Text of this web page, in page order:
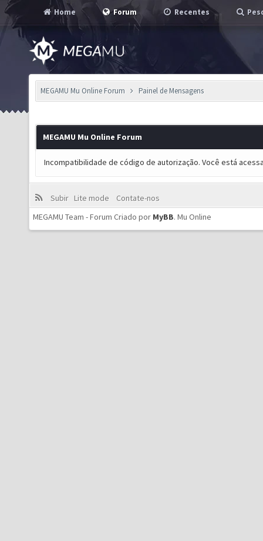
Home Forum Recentes
MEGAMU Mu Online Forum Painel de Mensagens
MEGAMU Mu Online Forum
Incompatibilidade de código de autorização. Você está
Subir Lite mode
Contate-nos
MEGAMU Team - Forum Criado por MyBB. Mu Online